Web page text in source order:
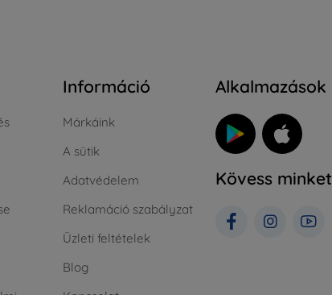
Információ
Márkáink
A sütik
Adatvédelem
Reklamáció szabályzat
Üzleti feltételek
Blog
Alkalmazások
Kövess minket